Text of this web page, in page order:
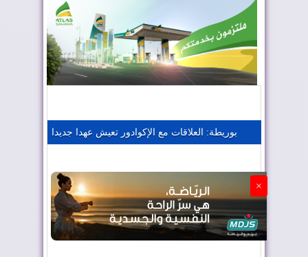
المغرب يعزز موقعه في صناعة الطيران
بوريطة: العلاقات مع الإكوادور تعيش عهدا جديدا
×